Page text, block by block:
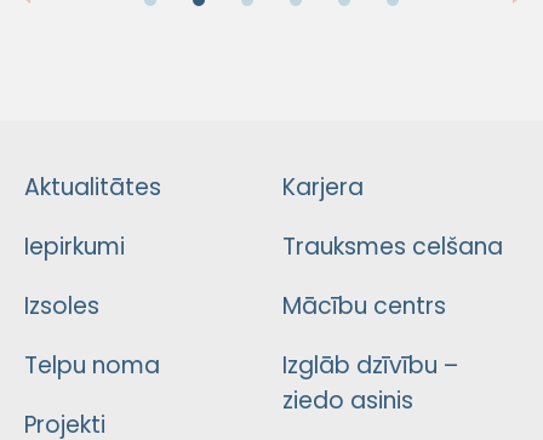
Aktualitātes
Iepirkumi
Izsoles
Telpu noma
Projekti
Karjera
Trauksmes celšana
Mācību centrs
Izglāb dzīvību –
ziedo asinis